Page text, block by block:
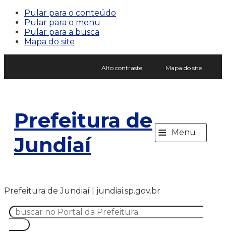
Pular para o conteúdo
Pular para o menu
Pular para a busca
Mapa do site
Alto contraste Mapa do site
Prefeitura de
Jundiaí
≡ Menu
Prefeitura de Jundiaí | jundiai.sp.gov.br